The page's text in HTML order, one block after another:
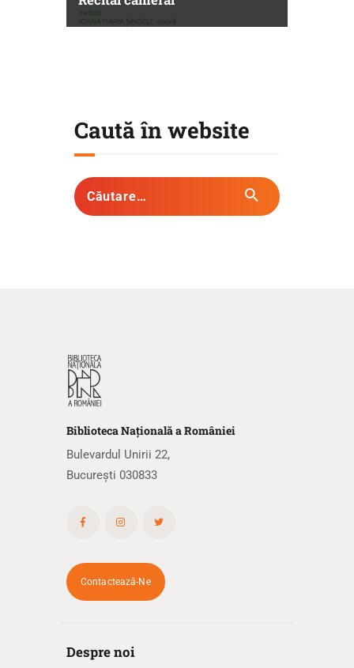
Caută în website
BibliotecaNaționalăa României
Bulevardul Unirii 22,
București 030833
Contactează-Ne
Despre noi